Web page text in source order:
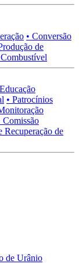
• Conversão
de
• Patrocínios
Comissão
Recuperação de
de Urânio